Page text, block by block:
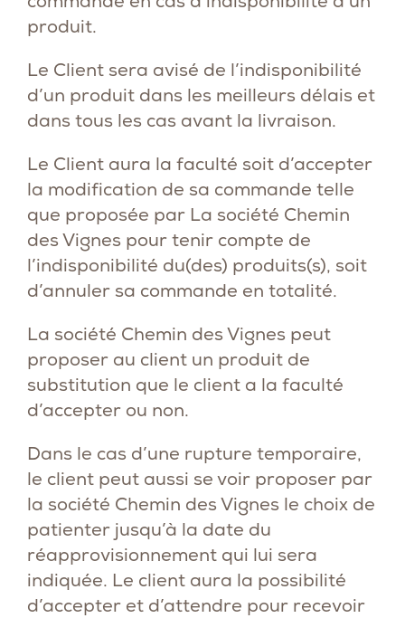
produit.
Le Client sera avisé de l’indisponibilité
d’un produit dans les meilleurs délais et
dans tous les cas avant la livraison.
Le Client aura la faculté soit d’accepter
la modification de sa commande telle
que proposée par La société Chemin
des Vignes pour tenir compte de
l’indisponibilité du(des) produits(s), soit
d’annuler sa commande en totalité.
La société Chemin des Vignes peut
proposer au client un produit de
substitution que le client a la faculté
d’accepter ou non.
Dans le cas d’une rupture temporaire,
le client peut aussi se voir proposer par
la société Chemin des Vignes le choix de
patienter jusqu’à la date du
réapprovisionnement qui lui sera
indiquée. Le client aura la possibilité
d’accepter et d’attendre pour recevoir